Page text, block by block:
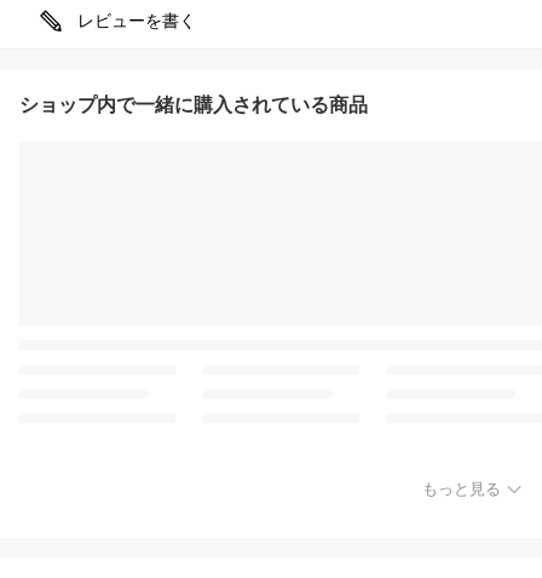
レビューを書く
ショップ内で一緒に購入されている商品
もっと見る